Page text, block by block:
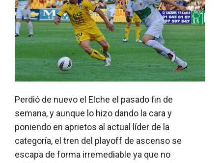
Perdió de nuevo el Elche el pasado fin de
semana, y aunque lo hizo dando la cara y
poniendo en aprietos al actual líder de la
categoría, el tren del playoff de ascenso se
escapa de forma irremediable ya que no